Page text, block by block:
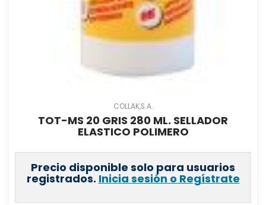
COLLAK,S.A.
TOT-MS 20 GRIS 280 ML. SELLADOR
ELASTICO POLIMERO
Precio disponible solo para usuarios
registrados. Inicia sesión o Regístrate